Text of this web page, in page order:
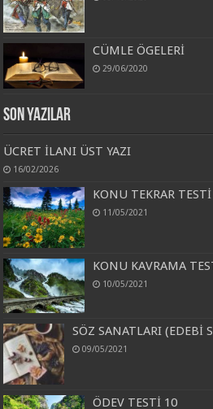
CÜMLE ÖGELERİ
29/06/2020
Son Yazılar
ÜCRET İLANI ÜST YAZI
16/02/2026
KONU TEKRAR TESTİ
11/05/2021
KONU KAVRAMA
10/05/2021
SÖZ SANATLARI (EDEBİ
09/05/2021
ÖDEV TESTİ 10